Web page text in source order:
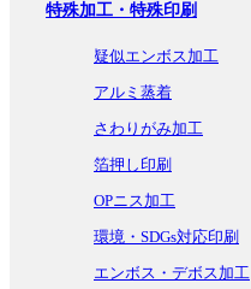
特殊加工・特殊印刷
疑似エンボス加工
アルミ蒸着
さわりがみ加工
箔押し印刷
OPニス加工
環境・SDGs対応印刷
エンボス・デボス加工